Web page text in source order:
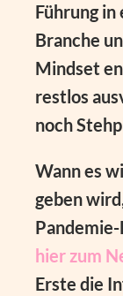
Führung
Branche
Mindset
restlos
noch
Wann es
geben
hier zum
Erste die